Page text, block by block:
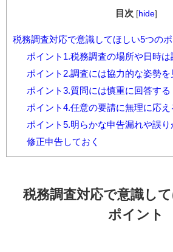
目次 [hide]
税務調査対応で意識してほしい5つのポ
ポイント1.税務調査の場所や日時は
ポイント2.調査には協力的な姿勢を
ポイント3.質問には慎重に回答する
ポイント4.任意の要請に無理に応え
ポイント5.明らかな申告漏れや誤
修正申告しておく
税務調査対応で意識し
ポイント